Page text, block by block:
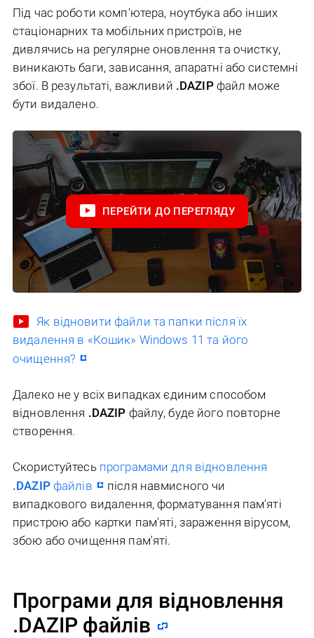
Під час роботи комп'ютера, ноутбука або інших
стаціонарних та мобільних пристроїв, не
дивлячись на регулярне оновлення та очистку,
виникають баги, зависання, апаратні або системні
збої. В результаті, важливий .DAZIPфайл може
бути видалено.
ПЕРЕЙТИ ДО ПЕРЕГЛЯДУ
Як відновити файли та папки після їх
видалення в «Кошик» Windows 11 та його
очищення?
Далеко не у всіх випадках єдиним способом
відновлення .DAZIP файлу, буде його повторне
створення.
Скористуйтесь програмами для відновлення
.DAZIPфайлів
після навмисного чи
випадкового видалення, форматування пам'яті
пристрою або картки пам'яті, зараження вірусом,
збою або очищення пам'яті.
Програми для відновлення
.DAZIP файлів